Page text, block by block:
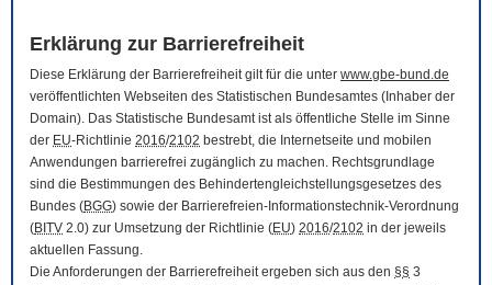
Erklärung zur Barrierefreiheit
Diese Erklärung der Barrierefreiheit gilt für die unter www.gbe-bund.de
veröffentlichten Webseiten des Statistischen Bundesamtes (Inhaber der
Domain). Das Statistische Bundesamt ist als öffentliche Stelle im Sinne
der EU-Richtlinie 2016/2102 bestrebt, die Internetseite und mobilen
Anwendungen barrierefrei zugänglich zu machen. Rechtsgrundlage
sind die Bestimmungen des Behindertengleichstellungsgesetzes des
Bundes (BGG) sowie der Barrierefreien-Informationstechnik-Verordnung
(BITV 2.0) zur Umsetzung der Richtlinie (EU) 2016/2102 in der jeweils
aktuellen Fassung.
Die Anforderungen der Barrierefreiheit ergeben sich aus den §§ 3